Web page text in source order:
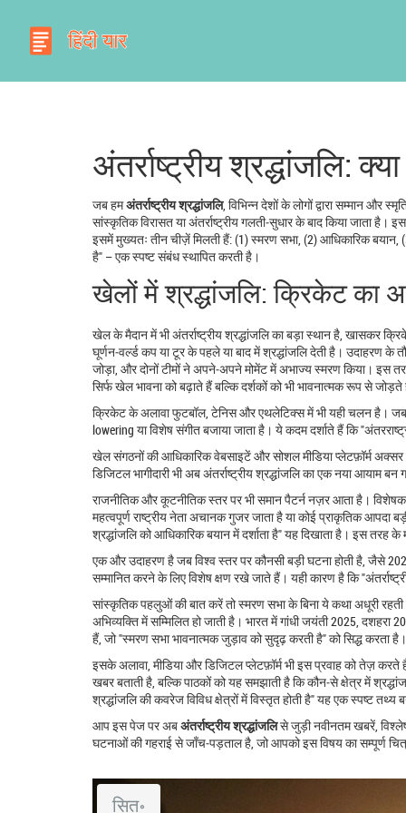
अंतर्राष्ट्रीय श्रद्धांजलि:
जब हमअंतर्राष्ट्रीय श्रद्धांजलि, विभिन्न देशों के लोगों द्वारा सम्मान और
सांस्कृतिक विरासत या अंतर्राष्ट्रीय गलती‑सुधार के बाद किया जाता है।
इसमें मुख्यतः तीन चीज़ें मिलती हैं: (1) स्मरण सभा, (2) आधिकारिक बयान,
है" – एक स्पष्ट संबंध स्थापित करती है।
खेलों में श्रद्धांजलि: क्रिकेट का
खेल के मैदान में भी अंतर्राष्ट्रीय श्रद्धांजलि का बड़ा स्थान है, खासकर
घूर्णन‑वर्ल्ड कप या टूर के पहले या बाद में श्रद्धांजलि देती है। उदाहरण
जोड़ा, और दोनों टीमों ने अपने‑अपने मोमेंट में अभाज्य स्मरण किया। इस तरह
सिर्फ खेल भावना को बढ़ाते हैं बल्कि दर्शकों को भी भावनात्मक रूप से
क्रिकेट के अलावा फुटबॉल, टेनिस और एथलेटिक्स में भी यही चलन है। जब
lowering या विशेष संगीत बजाया जाता है। ये कदम दर्शाते हैं कि
खेल संगठनों की आधिकारिक वेबसाइटें और सोशल मीडिया प्लेटफ़ॉर्म अक्सर
डिजिटल भागीदारी भी अब अंतर्राष्ट्रीय श्रद्धांजलि का एक नया आयाम बन
राजनीतिक और कूटनीतिक स्तर पर भी समान पैटर्न नज़र आता है।
महत्वपूर्ण राष्ट्रीय नेता अचानक गुजर जाता है या कोई प्राकृतिक आपदा
श्रद्धांजलि को आधिकारिक बयान में दर्शाता है" यह दिखाता है। इस तरह
एक और उदाहरण है जब विश्व स्तर पर कौनसी बड़ी घटना होती है, जैसे
सम्मानित करने के लिए विशेष क्षण रखे जाते हैं। यही कारण है कि
सांस्कृतिक पहलुओं की बात करें तोस्मरण सभाके बिना ये कथा अधूरी रहती
अभिव्यक्ति में सम्मिलित हो जाती है। भारत में गांधी जयंती 2025, दशहरा
हैं, जो "स्मरण सभा भावनात्मक जुड़ाव को सुदृढ़ करती है" को सिद्ध करता
इसके अलावा, मीडिया और डिजिटल प्लेटफ़ॉर्म भी इस प्रवाह को तेज़
खबर बताती है, बल्कि पाठकों को यह समझाती है कि कौन‑से क्षेत्र में
श्रद्धांजलि की कवरेज विविध क्षेत्रों में विस्तृत होती है" यह एक स्पष्ट तथ्य
आप इस पेज पर अबअंतर्राष्ट्रीय श्रद्धांजलिसे जुड़ी नवीनतम खबरें,
घटनाओं की गहराई से जाँच‑पड़ताल है, जो आपको इस विषय का सम्पूर्ण
सित॰